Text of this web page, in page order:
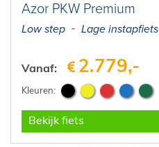
Azor PKW Premium
Low step Lage instapfiets
Vanaf: 2.779,-
Bekijk fiets